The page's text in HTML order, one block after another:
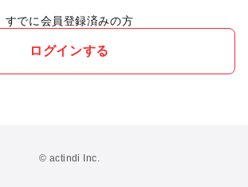
すでに会員登録済みの方
ログインする
© actindi Inc.